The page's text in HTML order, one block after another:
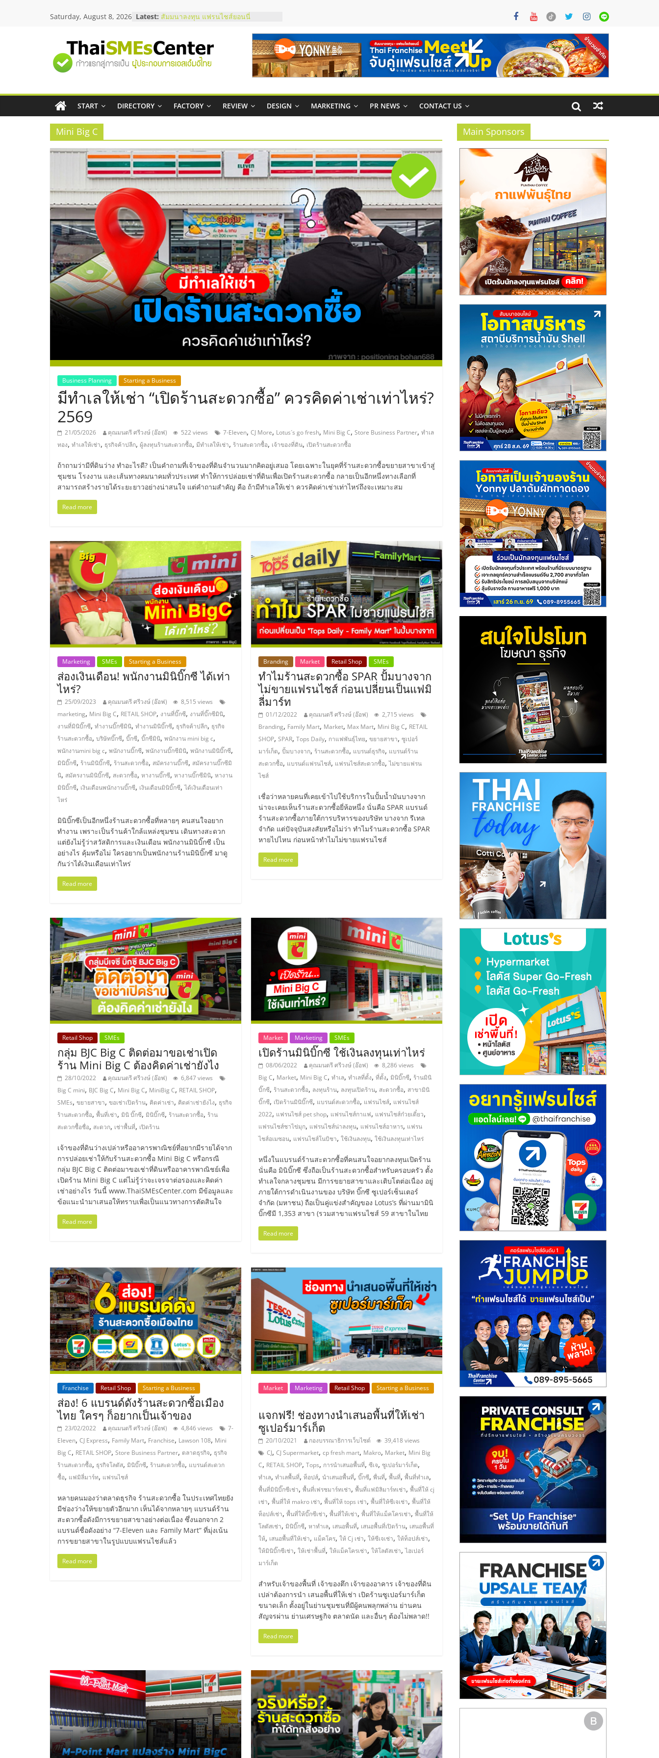
Saturday, August 8, 2026 Latest: สัมมนาออนไลน์ โอกาสบริหารสถานี
ThaiFranchise Meet Up จับคู่แฟรน
ไชส์ ครั้งที่ 8
ร้านเครื่องเสียงคุณภาพสูง พร้อม
วิธีเลือกผู้ให้บริการให้คุ้มค่าและตอบ
โจทย์ธุรกิจ
อยากหาเงินทุน เพิ่มสภาพคล่องให้ธุรกิจ
"ศูนย์
รวม
ข้อมูล
ธุรกิจ
SME
แห่ง
ประเทศไทย,
ThaiSMEsCenter,
รวม
ธุรกิจ
ส
เอ็
มอี
ไทย,
SMEs,
แฟ
รน
ไชส์,
ที่
ปรึกษา
แฟ
รน
ไชส์,
รวม
แฟ
รน
ไชส์
ขาย
แฟ
รน
ไชส์
แฟ
รน
ไชส์
ขาย
หน้า
บ้าน
ลงทุน
น้อย
คืน
ทุน
ไว,
ที่
การ
ลงทุน
และ
ขยาย
สา
ขา
แฟ
รน
ไชส์,
ศูนย์
รวม
แฟ
ทำเล
สำหรับ
เปิด
START DIRECTORY FACTORY REVIEW DESIGN MARKETING PR NEWS CONTACT US
Mini Big C
Business Planning Starting a Business
มีทำเลให้เช่า “เปิดร้านสะดวกซื้อ” ควรคิดค่าเช่าเท่าไหร่?
2569
21/05/2026 คุณมนตรี ศรีวงษ์ (อ๊อฟ) 522 views 7-Eleven, CJ More, Lotus´s go fresh, Mini Big C, Store Business Partner, ทำเล
ทอง, ทำเลให้เช่า, ธุรกิจค้าปลีก, ผู้ลงทุนร้านสะดวกซื้อ, มีทำเลให้เช่า, ร้านสะดวกซื้อ, เจ้าของที่ดิน, เปิดร้านสะดวกซื้อ
ถ้าถามว่ามีที่ดินว่าง ทำอะไรดี? เป็นคำถามที่เจ้าของที่ดินจำนวนมากคิดอยู่เสมอ โดยเฉพาะในยุคที่ร้านสะดวกซื้อขยายสาขาเข้าสู่
ชุมชน โรงงาน และเส้นทางคมนาคมทั่วประเทศ ทำให้การปล่อยเช่าที่ดินเพื่อเปิดร้านสะดวกซื้อ กลายเป็นอีกหนึ่งทางเลือกที่
สามารถสร้างรายได้ระยะยาวอย่างน่าสนใจ แต่คำถามสำคัญ คือ ถ้ามีทำเลให้เช่า ควรคิดค่าเช่าเท่าไหร่ถึงจะเหมาะสม
Read more
Marketing SMEs Starting a Business
ส่องเงินเดือน! พนักงานมินิบิ๊กซี ได้เท่า
ไหร่?
25/09/2023 คุณมนตรี ศรีวงษ์ (อ๊อฟ)
8,515 views
marketing, Mini Big C, RETAIL SHOP, งานที่บิ๊กซี, งานที่บิ๊กซีมินิ,
งานที่มินิบิ๊กซี, ทำงานบิ๊กซีมินิ, ทำงานมินิบิ๊กซี, ธุรกิจค้าปลีก, ธุรกิจ
ร้านสะดวกซื้อ, บริษัทบิ๊กซี, บิ๊กซี, บิ๊กซีมินิ, พนักงาน mini big c,
พนักงานmini big c, พนักงานบิ๊กซี, พนักงานบิ๊กซีมินิ, พนักงานมินิบิ๊กซี,
มินิบิ๊กซี, ร้านมินิบิ๊กซี, ร้านสะดวกซื้อ, สมัครงานบิ๊กซี, สมัครงานบิ๊กซีมิ
นิ, สมัครงานมินิบิ๊กซี, สะดวกซื้อ, หางานบิ๊กซี, หางานบิ๊กซีมินิ, หางาน
มินิบิ๊กซี, เงินเดือนพนักงานบิ๊กซี, เงินเดือนมินิบิ๊กซี,ได้เงินเดือนเท่า
ไหร่
มินิบิ๊กซีเป็นอีกหนึ่งร้านสะดวกซื้อที่หลายๆ คนสนใจอยาก
ทำงาน เพราะเป็นร้านค้าใกล้แหล่งชุมชน เดินทางสะดวก
แต่ยังไม่รู้ว่าสวัสดิการและเงินเดือน พนักงานมินิบิ๊กซี เป็น
อย่างไร คุ้มหรือไม่ ใครอยากเป็นพนักงานร้านมินิบิ๊กซี มาดู
กันว่าได้เงินเดือนเท่าไหร่
Read more
Branding Market Retail Shop SMEs
ทำไมร้านสะดวกซื้อ SPAR ปั้มบางจาก
ไม่ขายแฟรนไชส์ ก่อนเปลี่ยนเป็นแฟมิ
ลี่มาร์ท
01/12/2022 คุณมนตรี ศรีวงษ์ (อ๊อฟ)
2,715 views
Branding, Family Mart, Market, Max Mart, Mini Big C, RETAIL
SHOP,SPAR,Tops Daily, กาแฟพันธุ์ไทย,ขยายสาขา,ซูเปอร์
มาร์เก็ต,ปั้มบางจาก, ร้านสะดวกซื้อ, แบรนด์ธุรกิจ, แบรนด์ร้าน
สะดวกซื้อ, แบรนด์แฟรนไชส์, แฟรนไชส์สะดวกซื้อ,ไม่ขายแฟรน
ไชส์
เชื่อว่าหลายคนที่เคยเข้าไปใช้บริการในปั้มน้ำมันบางจาก
น่าจะเคยเห็นร้านสะดวกซื้อยี่ห้อหนึ่ง นั่นคือ SPAR แบรนด์
ร้านสะดวกซื้อภายใต้การบริหารของบริษัท บางจาก รีเทล
จำกัด แต่ปัจจุบันสงสัยหรือไม่ว่า ทำไมร้านสะดวกซื้อ SPAR
หายไปไหน ก่อนหน้าทำไมไม่ขายแฟรนไชส์
Read more
Retail Shop SMEs
กลุ่ม BJC Big C ติดต่อมาขอเช่าเปิด
ร้าน Mini Big C ต้องคิดค่าเช่ายังไง
28/10/2022 คุณมนตรี ศรีวงษ์ (อ๊อฟ)
6,847 views
Big C mini, BJC Big C, Mini Big C, MiniBig C, RETAIL SHOP,
SMEs, ขยายสาขา, ขอเช่าเปิดร้าน, คิดค่าเช่า, คิดค่าเช่ายังไง, ธุรกิจ
ร้านสะดวกซื้อ, พื้นที่เช่า, มินิ บิ๊กซี, มินิบิ๊กซี, ร้านสะดวกซื้อ, ร้าน
สะดวกซื้อชื่อ, สะดวก, เช่าพื้นที่, เปิดร้าน
เจ้าของที่ดินว่างเปล่าหรืออาคารพาณิชย์ที่อยากมีรายได้จาก
การปล่อยเช่าให้กับร้านสะดวกซื้อ Mini Big C หรือกรณี
กลุ่ม BJC Big C ติดต่อมาขอเช่าที่ดินหรืออาคารพาณิชย์เพื่อ
เปิดร้าน Mini Big C แต่ไม่รู้ว่าจะเจรจาต่อรองและคิดค่า
เช่าอย่างไร วันนี้ www.ThaiSMEsCenter.com มีข้อมูลและ
ข้อแนะนำมาเสนอให้ทราบเพื่อเป็นแนวทางการตัดสินใจ
Read more
Market Marketing SMEs
เปิดร้านมินิบิ๊กซี ใช้เงินลงทุนเท่าไหร่
08/06/2022 คุณมนตรี ศรีวงษ์ (อ๊อฟ)
8,286 views
Big C, Market, Mini Big C,ทำเล,ทำเลที่ตั้ง,ที่ตั้ง,มินิบิ๊กซี, ร้านมินิ
บิ๊กซี, ร้านสะดวกซื้อ, ลงทุนร้าน, ลงทุนเปิดร้าน, สะดวกซื้อ, สาขามินิ
บิ๊กซี, เปิดร้านมินิบิ๊กซี, แบรนด์สะดวกซื้อ, แฟรนไชส์, แฟรนไชส์
2022, แฟรนไชส์ pet shop, แฟรนไชส์กาแฟ, แฟรนไชส์ก๋วยเตี๋ยว,
แฟรนไชส์ชาไข่มุก, แฟรนไชส์น่าลงทุน, แฟรนไชส์อาหาร, แฟรน
ไชส์อเมซอน, แฟรนไชส์โนบิชา,ใช้เงินลงทุน,ใช้เงินลงทุนเท่าไหร่
หนึ่งในแบรนด์ร้านสะดวกซื้อที่คนสนใจอยากลงทุนเปิดร้าน
นั่นคือ มินิบิ๊กซี ซึ่งถือเป็นร้านสะดวกซื้อสำหรับครอบครัว ตั้ง
ทำเลใจกลางชุมชน มีการขยายสาขาและเติบโตต่อเนื่อง อยู่
ภายใต้การดำเนินงานของ บริษัท บิ๊กซี ซูเปอร์เซ็นเตอร์
จำกัด (มหาชน) ถือเป็นคู่แข่งสำคัญของ Lotus’s ที่ผ่านมามินิ
บิ๊กซีมี 1,353 สาขา (รวมสาขาแฟรนไชส์ 59 สาขาในไทย
Read more
Franchise Retail Shop Starting a Business
ส่อง! 6 แบรนด์ดังร้านสะดวกซื้อเมือง
ไทย ใครๆ ก็อยากเป็นเจ้าของ
23/02/2022 คุณมนตรี ศรีวงษ์ (อ๊อฟ) 4,846 views
7-
Eleven, CJ Express, Family Mart, Franchise, Lawson 108, Mini
Big C, RETAIL SHOP, Store Business Partner, ตลาดธุรกิจ, ธุรกิจ
ร้านสะดวกซื้อ, ธุรกิจโลตัส, มินิบิ๊กซี, ร้านสะดวกซื้อ, แบรนด์สะดวก
ซื้อ, แฟมิลี่มาร์ท, แฟรนไชส์
หลายคนมองว่าตลาดธุรกิจ ร้านสะดวกซื้อ ในประเทศไทยยัง
มีช่องว่างให้ขยายตัวอีกมาก เห็นได้จากหลายๆ แบรนด์ร้าน
สะดวกซื้อดังมีการขยายสาขาอย่างต่อเนื่อง ซึ่งนอกจาก 2
แบรนด์ชื่อดังอย่าง “7-Eleven และ Family Mart” ที่มุ่งเน้น
การขยายสาขาในรูปแบบแฟรนไชส์แล้ว
Read more
Market Marketing Retail Shop Starting a Business
แจกฟรี! ช่องทางนำเสนอพื้นที่ให้เช่า
ซูเปอร์มาร์เก็ต
20/10/2021 กองบรรณาธิการเว็บไซต์
39,418 views
CJ,CJ Supermarket,cp fresh mart, Makro, Market, Mini Big
C, RETAIL SHOP,Tops, การนำเสนอพื้นที่,ซีเจ,ซูเปอร์มาร์เก็ต,
ทำเล,ทำเลพื้นที่,ท็อปส์,นำเสนอพื้นที่,บิ๊กซี,พื่นที่,พื้นที่,พื้นที่ทำเล,
พื้นที่มินิบิ๊กซีเช่า,พื้นที่เฟรชมาร์ทเช่า,พื้นที่แฟมิลิมาร์ทเช่า,พื้นที่ให้ cj
เช่า,พื้นที่ให้ makro เช่า,พื้นที่ให้ tops เช่า,พื้นที่ให้ซีเจเช่า,พื้นที่ให้
ท็อปส์เช่า,พื้นที่ให้บิ๊กซีเช่า,พื้นที่ให้เช่า,พื้นที่ให้แม็คโครเช่า,พื้นที่ให้
โลตัสเช่า,มินิบิ๊กซี,หาทำเล, เสนอพื้นที่, เสนอพื้นที่เปิดร้าน, เสนอพื้นที่
ให้, เสนอพื้นที่ให้เช่า, แม็คโคร,ให้ Cj เช่า,ให้ซีเจเช่า,ให้ท็อปส์เช่า,
ให้มินิบิ๊กซีเช่า,ให้เช่าพื้นที่,ให้แม็คโครเช่า,ให้โลตัสเช่า,ไฮเปอร์
มาร์เก็ต
สำหรับเจ้าของพื้นที่ เจ้าของตึก เจ้าของอาคาร เจ้าของที่ดิน
เปล่าต้องการนำ เสนอพื้นที่ให้เช่า เปิดร้านซูเปอร์มาร์เก็ต
ขนาดเล็ก ตั้งอยู่ในย่านชุมชนที่มีผู้คนพลุกพล่าน ย่านคน
สัญจรผ่าน ย่านเศรษฐกิจ ตลาดนัด และอื่นๆ ต้องไม่พลาด!!
Read more
Main Sponsors